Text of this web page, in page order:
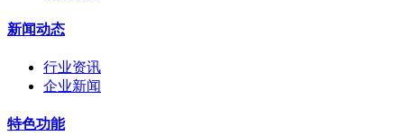
新闻动态
行业资讯
企业新闻
特色功能